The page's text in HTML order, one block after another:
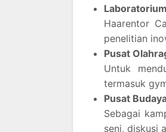
Haarentor
penelitian
Pusat
Untuk
termasuk
Pusat
Sebagai
seni, diskusi